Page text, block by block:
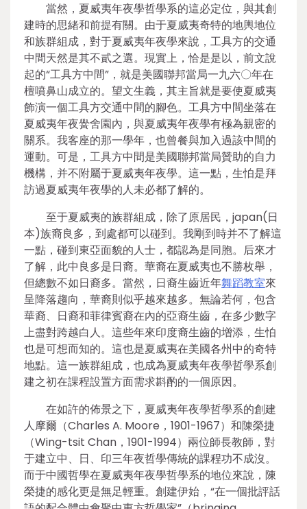
當然，夏威夷年夜學哲學系的這必定位，與其創
建時的思緒和前提有關。由于夏威夷奇特的地輿地位
和族群組成，對于夏威夷年夜學來說，工具方的交通
中間天然是其不貳之選。現實上，恰是是以，前文說
起的“工具方中間”，就是美國聯邦當局一九六〇年在
檀噴鼻山成立的。望文生義，其主旨就是要使夏威夷
飾演一個工具方交通中間的腳色。工具方中間坐落在
夏威夷年夜黌舍園內，與夏威夷年夜學有極為親密的
關系。我客座的那一學年，也曾餐與加入過該中間的
運動。可是，工具方中間是美國聯邦當局贊助的自力
機構，并不附屬于夏威夷年夜學。這一點，生怕是拜
訪過夏威夷年夜學的人未必都了解的。
至于夏威夷的族群組成，除了原居民，japan(日
本)族裔良多，到處都可以碰到。我剛到時并不了解這
一點，碰到東亞面貌的人士，都認為是同胞。后來才
了解，此中良多是日裔。華裔在夏威夷也不勝枚舉，
但總數不如日裔多。當然，日裔生齒近年舞蹈教室來
呈降落趨向，華裔則似乎越來越多。無論若何，包含
華裔、日裔和菲律賓裔在內的亞裔生齒，在多少數字
上盡對跨越白人。這些年來印度裔生齒的增添，生怕
也是可想而知的。這也是夏威夷在美國各州中的奇特
地點。這一族群組成，也成為夏威夷年夜學哲學系創
建之初在課程設置方面需求斟酌的一個原因。
在如許的佈景之下，夏威夷年夜學哲學系的創建
人摩爾（Charles A. Moore，1901-1967）和陳榮捷
（Wing-tsit Chan，1901-1994）兩位師長教師，對
于建立中、日、印三年夜哲學傳統的課程功不成沒。
而于中國哲學在夏威夷年夜學哲學系的地位來說，陳
榮捷的感化更是無足輕重。創建伊始，“在一個批評話